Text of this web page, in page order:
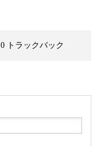
0 トラックバック